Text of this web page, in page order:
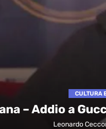
CULTURA
– Addio a
Leonardo